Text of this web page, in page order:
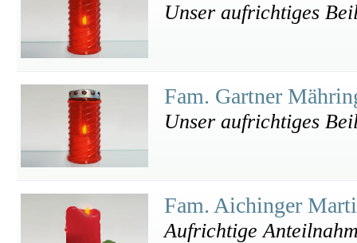
Unser aufrichtiges
Fam. Gartner
Unser aufrichtiges
Fam. Aichinger
Aufrichtige